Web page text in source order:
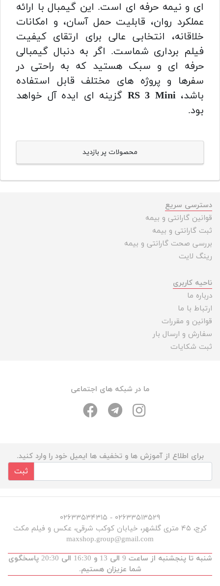
ای و نیمه حرفه ای است. این گیمبال با ارائه
عملکرد روان، قابلیت حمل آسان، و امکانات
خلاقانه، انتخابی عالی برای ارتقای کیفیت
فیلم برداری شماست. اگر به دنبال گیمبالی
حرفه ای و سبک هستید که به راحتی در
سفرها و پروژه های مختلف قابل استفاده
باشد،RS 3 Mini گزینه ای ایده آل خواهد
بود.
محصولات پر بازدید
دسترسی سریع
قوانین گارانتی و بیمه
ثبت گارانتی و بیمه
بررسی صحت گارانتی و بیمه
رینگ لایت
ناحیه کاربری
درباره ما
ارتباط با ما
قوانین و مقررات
سفارش و ارسال بار
ثبت شکایات
ما در شبکه های اجتماعی
برای اطلاع از آموزش ها و تخفیف ها ایمیل خود را وارد کنید.
ثبت
۰۲۶۳۳۵۱۳۵۲۹ - ۰۲۶۳۳۵۳۴۳۱۵
کرج، ۴۵ متری گلشهر، خیابان کوکب شرقی، عکس و فیلم مکث
maxshop.group@gmail.com
شنبه تا پنجشنبه از ساعت 9 الی 13 و 16:30 الی 20:30 پاسخگوی
شما عزیزان هستیم.